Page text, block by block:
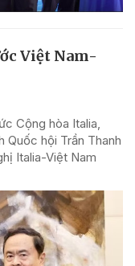
Việt Nam-
Cộng hòa Italia,
Quốc hội Trần Thanh
Italia-Việt Nam